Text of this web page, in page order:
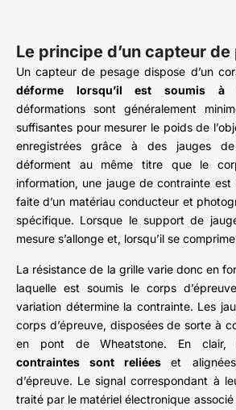
Le principe d’un capteur
Un capteur de pesage dispose d’un
déforme lorsqu’il est soumis à
déformations sont généralement
suffisantes pour mesurer le poids de
enregistrées grâce à des jauges
déforment au même titre que le
information, une jauge de contrainte est
faite d’un matériau conducteur et
spécifique. Lorsque le support de
mesure s’allonge et, lorsqu’il se
La résistance de la grille varie donc en
laquelle est soumis le corps
variation détermine la contrainte. Les
corps d’épreuve, disposées de sorte à
en pont de Wheatstone. En clair,
contraintes sont reliéeset
d’épreuve. Le signal correspondant à
traité par le matériel électronique